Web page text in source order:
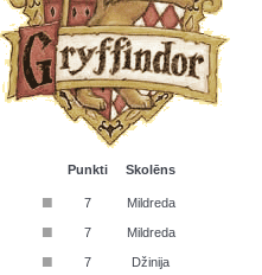
Punkti Skolēns
■ 7 Mildreda
■ 7 Mildreda
■ 7 Džinija